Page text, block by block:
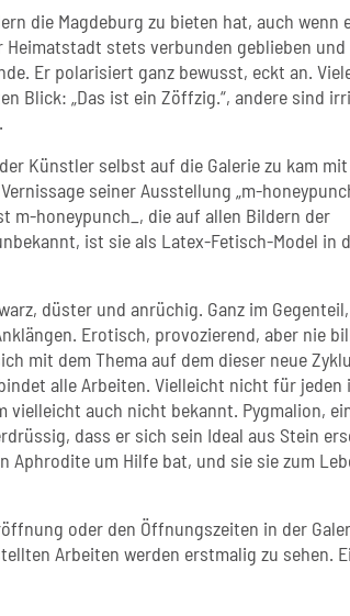
die Magdeburg zu bieten hat, auch wenn
stets verbunden geblieben und
Er polarisiert ganz bewusst, eckt an.
Blick: „Das ist ein Zöffzig.“, andere sind
Künstler selbst auf die Galerie zu kam
seiner Ausstellung „m-
m-honeypunch_, die auf allen Bildern der
ist sie als Latex-Fetisch-Model in
düster und anrüchig. Ganz im Gegenteil,
Erotisch, provozierend, aber nie
mit dem Thema auf dem dieser neue
alle Arbeiten. Vielleicht nicht für jeden
vielleicht auch nicht bekannt. Pygmalion,
dass er sich sein Ideal aus Stein
Aphrodite um Hilfe bat, und sie sie zum
oder den Öffnungszeiten in der
Arbeiten werden erstmalig zu sehen.